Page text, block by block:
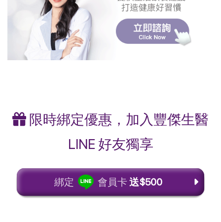
限時綁定優惠，加入豐傑生醫
LINE 好友獨享
綁定 會員卡送$500